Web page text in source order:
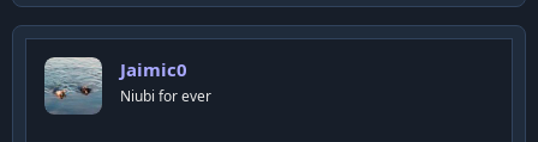
Jaimic0
Niubi for ever